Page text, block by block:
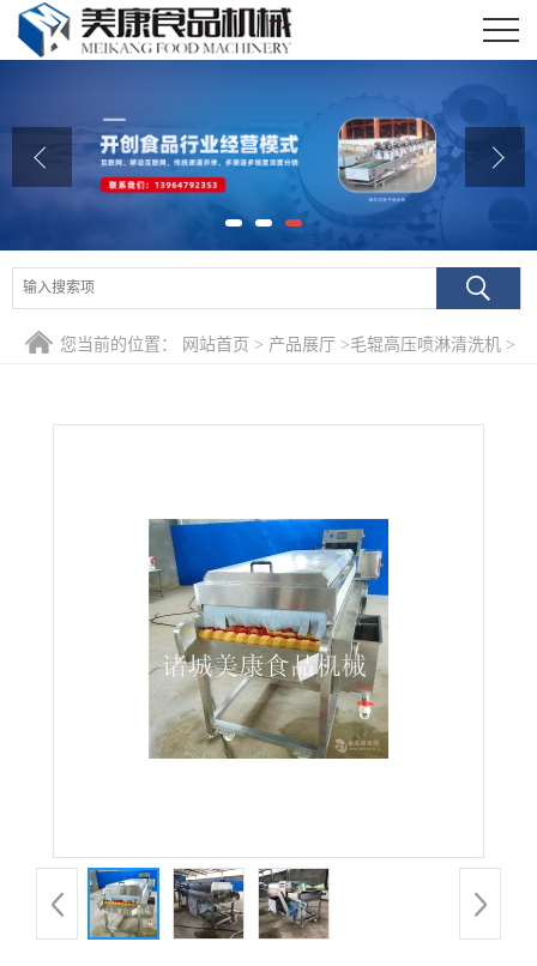
公司介绍
公司动态
产品展厅
联系我们
您当前的位置： 网站首页 > 产品展厅 >毛辊高压喷淋清洗机 >